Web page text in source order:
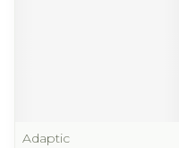
Adaptic